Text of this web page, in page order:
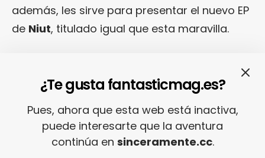
además, les sirve para presentar el nuevo EP
de Niut, titulado igual que esta maravilla.
¿Te gusta fantasticmag.es?
Pues, ahora que esta web está inactiva,
puede interesarte que la aventura
continúa en sinceramente.cc.